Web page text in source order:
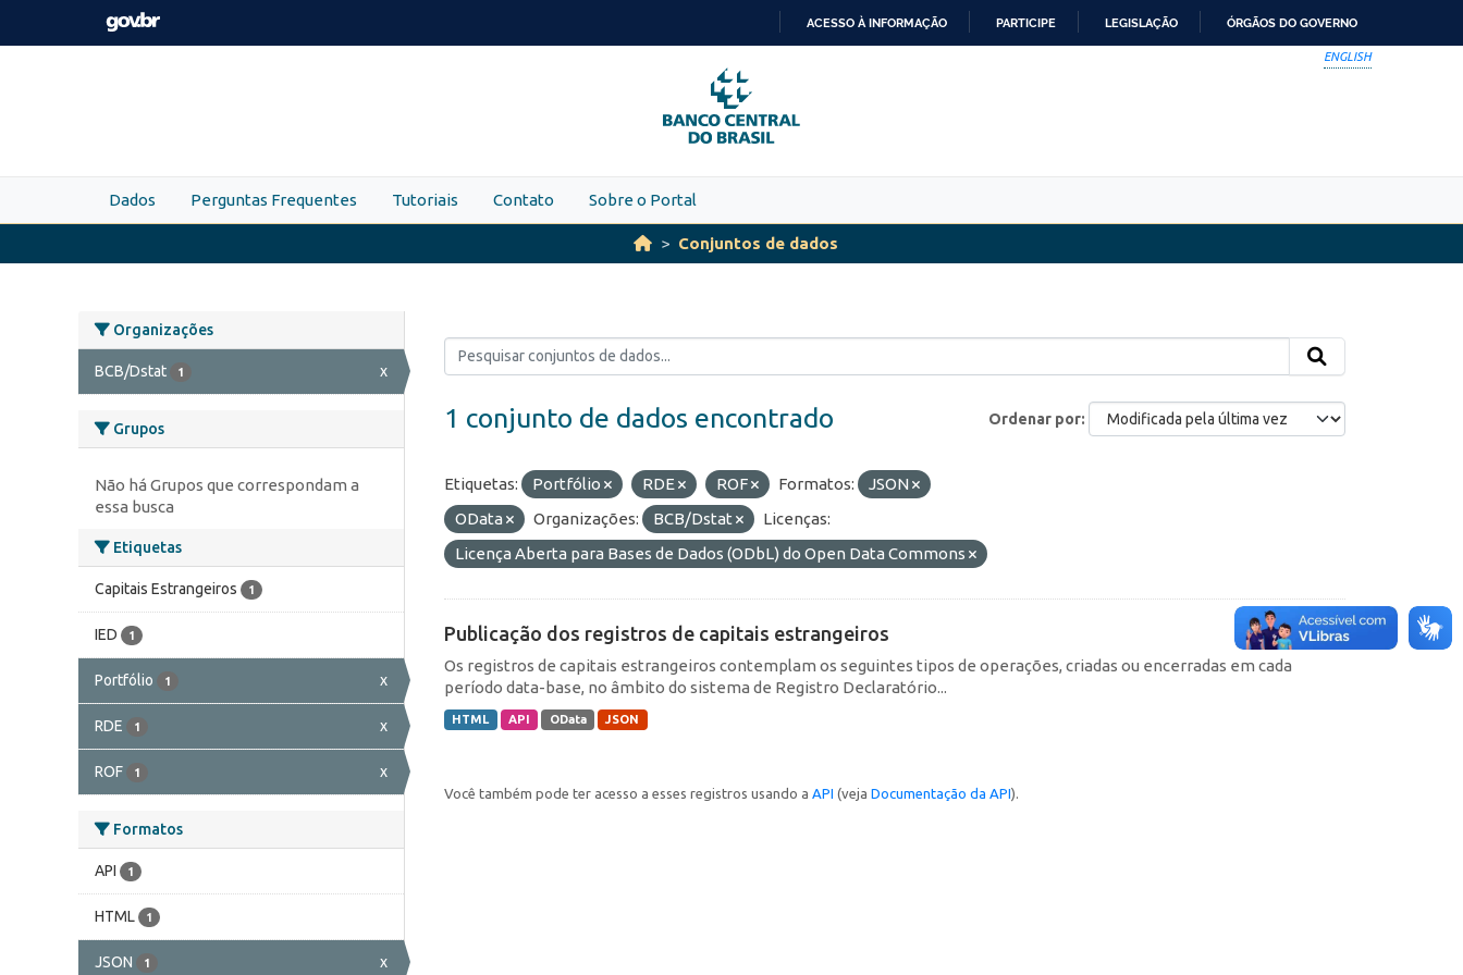
Skip to main content
PARA
O
CONTEÚDO
ACESSO À INFORMAÇÃO PARTICIPE LEGISLAÇÃO ÓRGÃOS DO GOVERNO
ENGLISH
Dados Perguntas Frequentes Tutoriais Contato Sobre o Portal
Conjuntos de dados
Organizações
BCB/Dstat 1 x
Grupos
Não há Grupos que correspondam a
essa busca
Etiquetas
Capitais Estrangeiros 1
IED 1
Portfólio 1 x
RDE 1 x
ROF 1 x
Formatos
API 1
HTML 1
JSON 1 x
Ordenar por
1 conjunto de dados encontrado
Etiquetas: Portfólio RDE ROF Formatos:
JSON
OData
Organizações: BCB/Dstat
Licenças:
Licença Aberta para Bases de Dados (ODbL) do Open Data Commons
Publicação dos registros de capitais estrangeiros
Os registros de capitais estrangeiros contemplam os seguintes tipos de operações, criadas ou encerradas em cada
período data-base, no âmbito do sistema de Registro Declaratório...
HTML API OData JSON
Você também pode ter acesso a esses registros usando a API (veja Documentação da API).